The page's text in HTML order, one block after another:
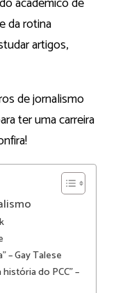
da rotina
artigos,
de jornalismo
ter uma carreira
– Gay Talese
do PCC” –